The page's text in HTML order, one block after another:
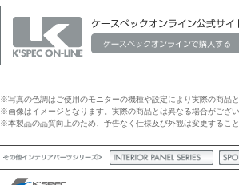
※写真の色調はご使用のモニターの機種や設定により実際の商品と
※画像はイメージとなります。実際の商品とは異なる場合がござい
※本製品の品質向上のため、予告なく仕様及び外観は変更すること